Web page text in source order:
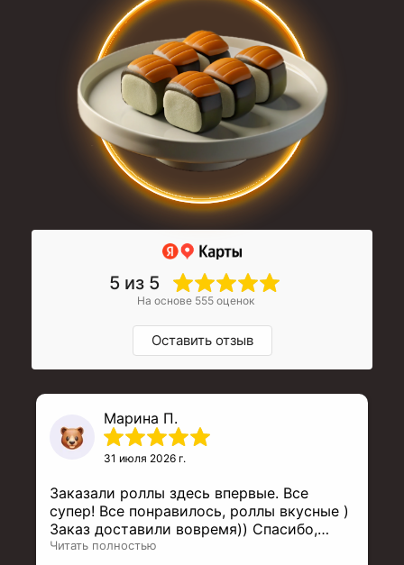
5 из 5
На основе 555 оценок
Оставить отзыв
Марина П.
31 июля 2026 г.
Заказали роллы здесь впервые. Все
супер! Все понравилось, роллы вкусные )
Заказ доставили вовремя)) Спасибо,
будем заказывать впредь у вас!
Читать полностью